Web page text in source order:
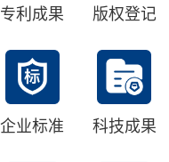
专利成果 版权登记
企业标准 科技成果